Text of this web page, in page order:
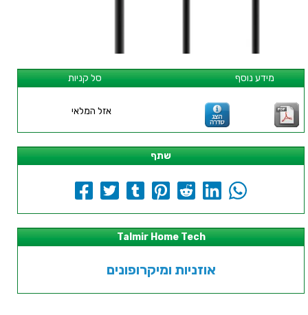
סל קניות מידע נוסף
אזל המלאי
שתף
Talmir Home Tech
אוזניות ומיקרופונים